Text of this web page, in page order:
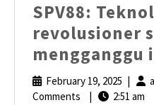
SPV88:
revolusioner
mengganggu
February 19, 2025
19,
|
Comments
| 2:51 am